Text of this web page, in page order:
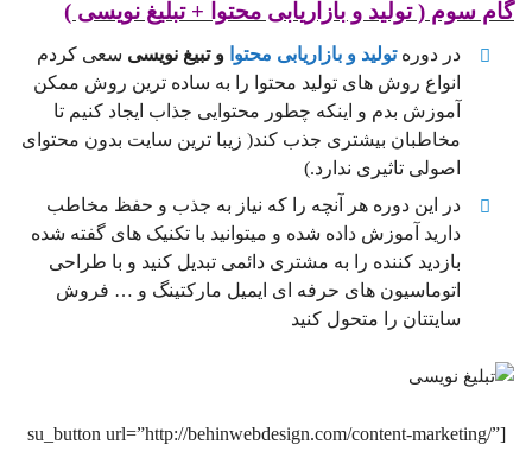
گام سوم ( تولید و بازاریابی محتوا + تبلیغ نویسی )
در دورهتولید و بازاریابی محتوا و تبیغ نویسی سعی کردم
انواع روش های تولید محتوا را به ساده ترین روش ممکن
آموزش بدم و اینکه چطور محتوایی جذاب ایجاد کنیم تا
مخاطبان بیشتری جذب کند( زیبا ترین سایت بدون محتوای
اصولی تاثیری ندارد.)
در این دوره هر آنچه را که نیاز به جذب و حفظ مخاطب
دارید آموزش داده شده و میتوانید با تکنیک های گفته شده
بازدید کننده را به مشتری دائمی تبدیل کنید و با طراحی
اتوماسیون های حرفه ای ایمیل مارکتینگ و … فروش
سایتتان را متحول کنید
[su_button url=”http://behinwebdesign.com/content-marketing/”